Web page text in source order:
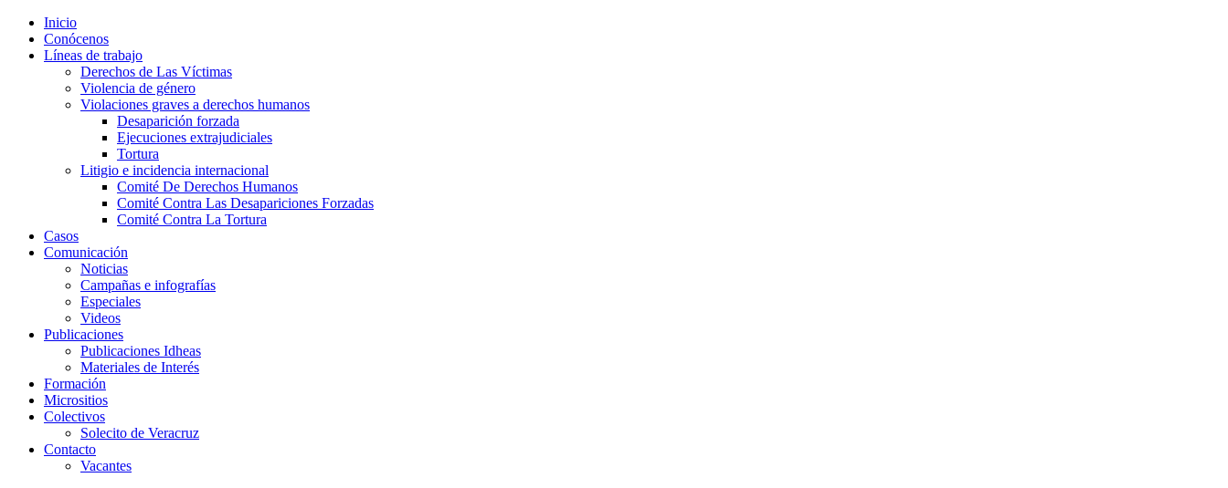
Inicio
Conócenos
Líneas de trabajo
Derechos de Las Víctimas
Violencia de género
Violaciones graves a derechos humanos
Desaparición forzada​
Ejecuciones extrajudiciales
Tortura
Litigio e incidencia internacional
Comité De Derechos Humanos​
Comité Contra Las Desapariciones Forzadas
Comité Contra La Tortura​
Casos
Comunicación
Noticias
Campañas e infografías
Especiales
Videos
Publicaciones
Publicaciones Idheas
Materiales de Interés
Formación
Micrositios
Colectivos
Solecito de Veracruz
Contacto
Vacantes